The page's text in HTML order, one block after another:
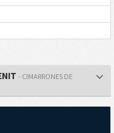
- CIMARRONES DE